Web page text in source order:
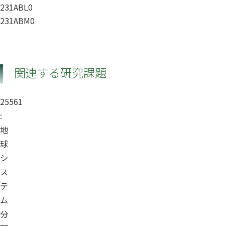
231ABL0
231ABM0
関連する研究課題
25561
:
地
球
シ
ス
テ
ム
分